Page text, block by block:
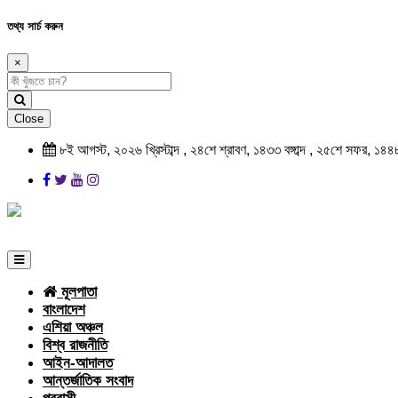
তথ্য সার্চ করুন
×
Close
৮ই আগস্ট, ২০২৬ খ্রিস্টাব্দ , ২৪শে শ্রাবণ, ১৪৩৩ বঙ্গাব্দ , ২৫শে সফর,
মূলপাতা
বাংলাদেশ
এশিয়া অঞ্চল
বিশ্ব রাজনীতি
আইন-আদালত
আন্তর্জাতিক সংবাদ